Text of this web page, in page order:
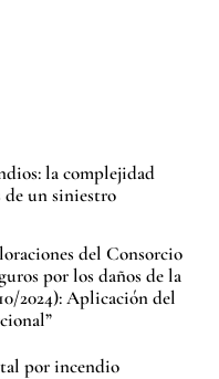
la complejidad
un siniestro
del Consorcio
por los daños de la
2024): Aplicación del
por incendio